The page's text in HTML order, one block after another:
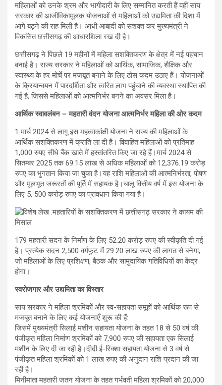
महिलाओं को उनके श्रम और भागीदारी के लिए सम्मानित करती हैं वहीं साय
सरकार की आजीविकामूलक योजनाओं से महिलाओं को उद्यमिता की दिशा में
आगे बढ़ने की राह मिली है। आधी आबादी को सशक्त कर मुख्यमंत्री ने
विकसित छत्तीसगढ़ की आधारशिला रख दी है।
छत्तीसगढ़ ने पिछले 19 महीनों में महिला सशक्तिकरण के क्षेत्र में नई पहचान
बनाई है। राज्य सरकार ने महिलाओं को आर्थिक, सामाजिक, शैक्षिक और
स्वास्थ्य के हर मोर्चे पर मजबूत बनाने के लिए ठोस कदम उठाए हैं। योजनाओं
के क्रियान्वयन में पारदर्शिता और त्वरित लाभ पहुंचाने की व्यवस्था स्थापित की
गई है, जिससे महिलाओं को आत्मनिर्भर बनने का अवसर मिला है।
आर्थिक स्वावलंबन – महतारी वंदन योजना आत्मनिर्भर महिला की ओर कदम
1 मार्च 2024 से लागू इस महत्वाकांक्षी योजना ने राज्य की महिलाओं के
आर्थिक सशक्तिकरण में क्रांति ला दी है। विवाहित महिलाओं को प्रतिमाह
1,000 रुपए सीधे बैंक खाते में हस्तांतरित किए जा रहे हैं।मार्च 2024 से
सितम्बर 2025 तक 69.15 लाख से अधिक महिलाओं को 12,376.19 करोड़
रुपए का भुगतान किया जा चुका है।यह राशि महिलाओं की आत्मनिर्भरता, पोषण
और मूलभूत जरूरतों की पूर्ति में सहायक है।चालू वित्तीय वर्ष में इस योजना के
लिए 5, 500 करोड़ रुपए का प्रावधान किया गया है।
179 महतारी सदन के निर्माण के लिए 52.20 करोड़ रुपए की स्वीकृति दी गई
है। प्रत्येक सदन 2,500 वर्गफुट में 29.20 लाख रुपए की लागत से बनेगा,
जो महिलाओं के लिए प्रशिक्षण, बैठक और सामुदायिक गतिविधियों का केंद्र
होगा।
स्वरोजगार और उद्यमिता का विस्तार
साय सरकार ने महिला श्रमिकों और स्व-सहायता समूहों को आर्थिक रूप से
मजबूत बनाने के लिए कई योजनाएँ शुरू की हैं:
जिसमें मुख्यमंत्री सिलाई मशीन सहायता योजना के तहत 18 से 50 वर्ष की
पंजीकृत महिला निर्माण श्रमिकों को 7,900 रुपए की सहायता एक सिलाई
मशीन के लिए दी जा रही है।दीदी ई-रिक्शा सहायता योजना से 3 वर्ष से
पंजीकृत महिला श्रमिकों को 1 लाख रुपए की अनुदान राशि प्रदान की जा
रही है।
मिनीमाता महतारी जतन योजना के तहत गर्भवती महिला श्रमिकों को 20,000